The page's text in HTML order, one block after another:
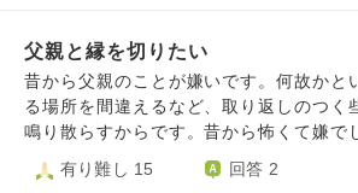
間ほど前、父と口論になり その際にお前
鳴られ 確かにその通りですがとても傷
なか寝れなくなり それから父と話すの
た。 その間に耳が聞こえにくい父に、父
とうも言われず、そこら辺にほったらか
けなくなってしまいました（精神科医の診断
し，父親は精神疾患について知識がなく
とを言ってきていました。また，”いい
いの人はみんな働いてるぞ？”という感じ
６年間近くずっと働いてきてバイトで楽
父親と縁を切りたい
昔から父親のことが嫌いです。何故かと
る場所を間違えるなど、取り返しのつく
鳴り散らすからです。昔から怖くて嫌で
につれて恐怖心よりも殺意が湧き、早く
かと父親の不幸を願ってしまいます。そ
有り難し 15 回答 2